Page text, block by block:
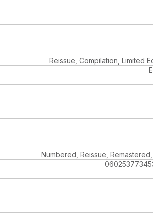
Reissue, Compilation, Limited
Numbered, Reissue,